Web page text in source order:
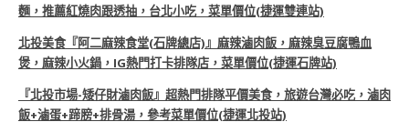
麵，推薦紅燒肉跟透抽，台北小吃，菜單價位(捷運雙連站)
北投美食『阿二麻辣食堂(石牌總店)』麻辣滷肉飯，麻辣臭豆腐鴨血
煲，麻辣小火鍋，IG熱門打卡排隊店，菜單價位(捷運石牌站)
『北投市場-矮仔財滷肉飯』超熱門排隊平價美食，旅遊台灣必吃，滷肉
飯+滷蛋+蹄膀+排骨湯，參考菜單價位(捷運北投站)